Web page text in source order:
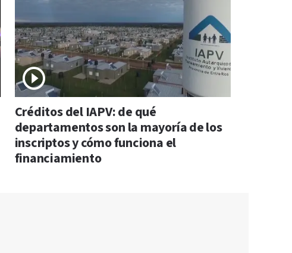
Créditos del IAPV: de qué
departamentos son la mayoría de los
inscriptos y cómo funciona el
financiamiento